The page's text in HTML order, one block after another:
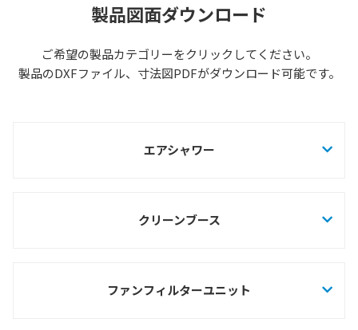
薬品工場
研究所・病院
組立式アルミクリーンブース
ファンフィルターユニット
製品図面ダウンロード
ご希望の製品カテゴリーをクリックしてください。
製品のDXFファイル、寸法図PDFがダウンロード可能です。
エアシャワー
クリーンブース
ファンフィルターユニット